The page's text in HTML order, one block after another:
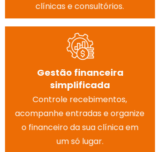
clínicas e consultórios.
Gestão financeira
simplificada
Controle recebimentos,
acompanhe entradas e organize
o financeiro da sua clínica em
um só lugar.